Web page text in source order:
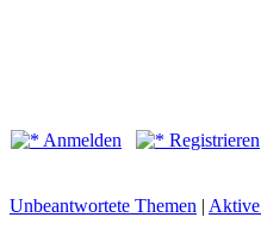
Anmelden Registrieren
Unbeantwortete Themen | Aktive